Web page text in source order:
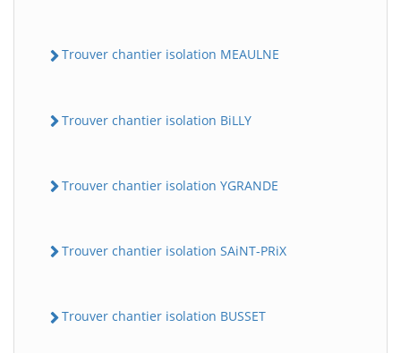
Trouver chantier isolation MEAULNE
Trouver chantier isolation BiLLY
Trouver chantier isolation YGRANDE
Trouver chantier isolation SAiNT-PRiX
Trouver chantier isolation BUSSET